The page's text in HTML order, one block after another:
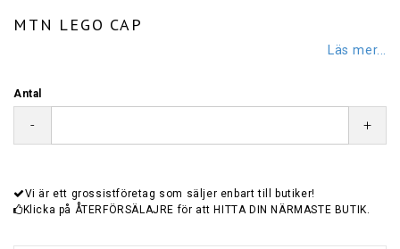
MTN LEGO CAP
Läs mer...
Antal
- +
Vi är ett grossistföretag som säljer enbart till butiker!
Klicka på ÅTERFÖRSÄLAJRE för att HITTA DIN NÄRMASTE BUTIK.